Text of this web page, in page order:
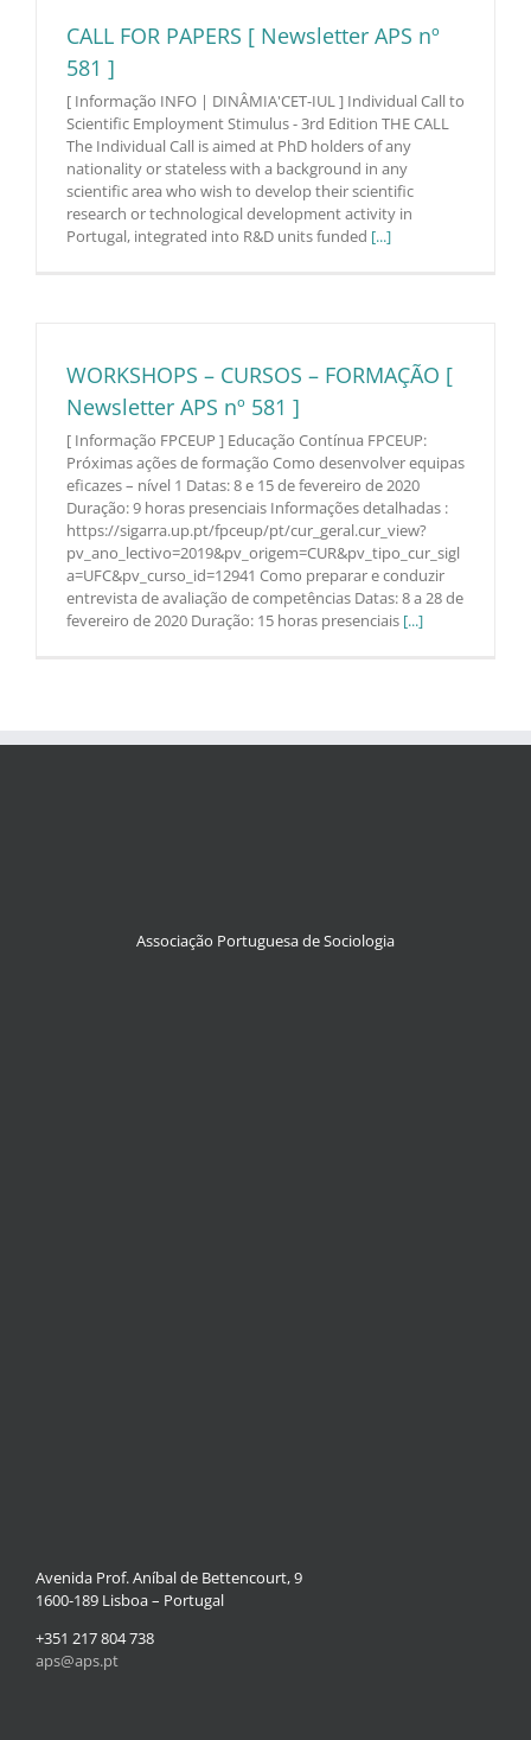
CALL FOR PAPERS [ Newsletter APS nº
581 ]
[ Informação INFO | DINÂMIA'CET-IUL ] Individual Call to
Scientific Employment Stimulus - 3rd Edition THE CALL
The Individual Call is aimed at PhD holders of any
nationality or stateless with a background in any
scientific area who wish to develop their scientific
research or technological development activity in
Portugal, integrated into R&D units funded [...]
WORKSHOPS – CURSOS – FORMAÇÃO [
Newsletter APS nº 581 ]
[ Informação FPCEUP ] Educação Contínua FPCEUP:
Próximas ações de formação Como desenvolver equipas
eficazes – nível 1 Datas: 8 e 15 de fevereiro de 2020
Duração: 9 horas presenciais Informações detalhadas :
https://sigarra.up.pt/fpceup/pt/cur_geral.cur_view?
pv_ano_lectivo=2019&pv_origem=CUR&pv_tipo_cur_sigl
a=UFC&pv_curso_id=12941 Como preparar e conduzir
entrevista de avaliação de competências Datas: 8 a 28 de
fevereiro de 2020 Duração: 15 horas presenciais [...]
Associação Portuguesa de Sociologia
Avenida Prof. Aníbal de Bettencourt, 9
1600-189 Lisboa – Portugal
+351 217 804 738
aps@aps.pt